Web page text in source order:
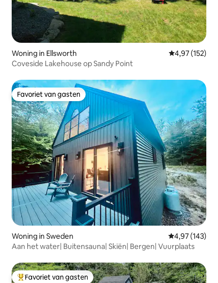
Woning in Ellsworth Gemiddelde
4,97 (152)
Coveside Lakehouse op Sandy Point
Favoriet van gasten
Favoriet van gasten
Woning in Sweden Gemiddelde
4,97 (143)
Aan het water| Buitensauna| Skiën| Bergen| Vuurplaats
Topfavoriet van gasten
Favoriet van gasten